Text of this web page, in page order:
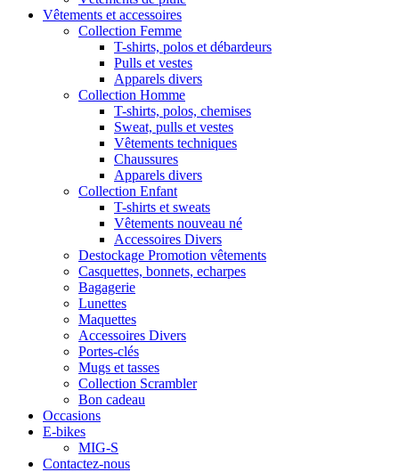
Vêtements et accessoires
Collection Femme
T-shirts, polos et débardeurs
Pulls et vestes
Apparels divers
Collection Homme
T-shirts, polos, chemises
Sweat, pulls et vestes
Vêtements techniques
Chaussures
Apparels divers
Collection Enfant
T-shirts et sweats
Vêtements nouveau né
Accessoires Divers
Destockage Promotion vêtements
Casquettes, bonnets, echarpes
Bagagerie
Lunettes
Maquettes
Accessoires Divers
Portes-clés
Mugs et tasses
Collection Scrambler
Bon cadeau
Occasions
E-bikes
MIG-S
Contactez-nous